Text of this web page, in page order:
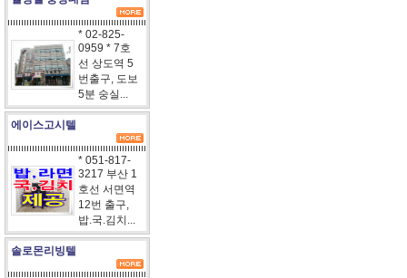
* 02-825-
0959 * 7호
선 상도역 5
번출구, 도보
5분 숭실...
에이스고시텔
* 051-817-
3217 부산 1
호선 서면역
12번 출구,
밥.국.김치...
솔로몬리빙텔